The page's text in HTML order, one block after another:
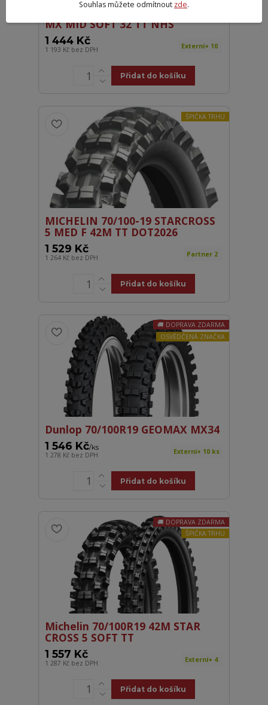
Pirelli 70/100R19 42M SCORPION
MX MID SOFT 32 TT NHS
1 444 Kč
1 193 Kč bez DPH Externí+ 10
Přidat do košíku
ŠPIČKA TRHU
MICHELIN 70/100-19 STARCROSS
5 MED F 42M TT DOT2026
1 529 Kč
1 264 Kč bez DPH Partner 2
Přidat do košíku
DOPRAVA ZDARMA
OSVĚDČENÁ ZNAČKA
Dunlop 70/100R19 GEOMAX MX34
1 546 Kč/ks
1 278 Kč bez DPH Externí+ 10 ks
Přidat do košíku
DOPRAVA ZDARMA
ŠPIČKA TRHU
Michelin 70/100R19 42M STAR
CROSS 5 SOFT TT
1 557 Kč
1 287 Kč bez DPH Externí+ 4
Přidat do košíku
Souhlas můžete odmítnout zde.